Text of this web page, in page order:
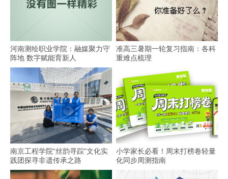
河南测绘职业学院：融媒聚力守
阵地 数字赋能育新人
准高三暑期一轮复习指南：各科
重难点梳理
南京工程学院“丝韵寻踪”文化实
践团探寻非遗传承之路
小学家长必看！周末打榜卷轻量
化同步周测指南